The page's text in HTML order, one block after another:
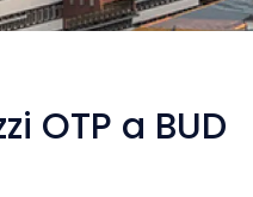
OTP a BUD